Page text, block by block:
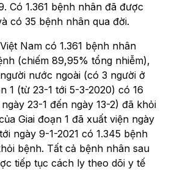
Có 1.361 bệnh nhân đã được
có 35 bệnh nhân qua đời.
Nam có 1.361 bệnh nhân
(chiếm 89,95% tổng nhiễm),
nước ngoài (có 3 người ở
1 (từ 23-1 tới 5-3-2020) có 16
23-1 đến ngày 13-2) đã khỏi
Giai đoạn 1 đã xuất viện ngày
ngày 9-1-2021 có 1.345 bệnh
bệnh. Tất cả bệnh nhân sau
tiếp tục cách ly theo dõi y tế